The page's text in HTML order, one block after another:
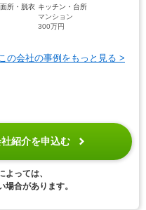
所・脱衣 キッチン・台所
マンション
300万円
この会社の事例をもっと見る >
紹介を申込む
っては、
場合があります。